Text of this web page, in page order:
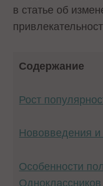
в статье об
Содержание
Рост
Нововведения
Особенности
Одноклассников